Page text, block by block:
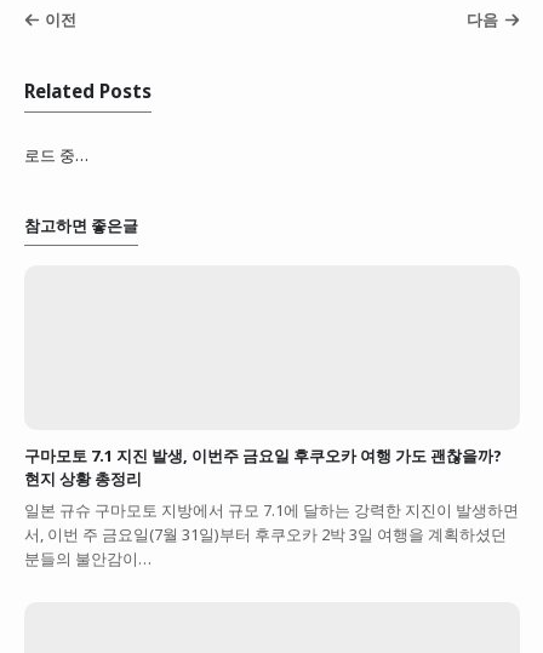
이전 다음
Related Posts
로드 중…
참고하면 좋은글
구마모토 7.1 지진 발생, 이번주 금요일 후쿠오카 여행 가도 괜찮을까?
현지 상황 총정리
일본 규슈 구마모토 지방에서 규모 7.1에 달하는 강력한 지진이 발생하면
서, 이번 주 금요일(7월 31일)부터 후쿠오카 2박 3일 여행을 계획하셨던
분들의 불안감이…